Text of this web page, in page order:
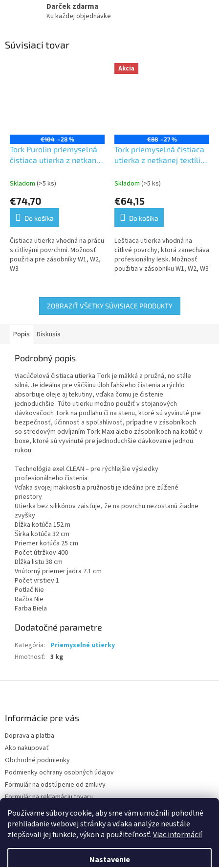
Používame súbory cookie, aby sme vám umožnili pohodlné
prehliadanie webovej stránky a vďaka analýze neustále
zlepšovali jej funkcie, výkon a použiteľnosť.Viac informácií
Nastavenie
Darček zdarma
Ku každej objednávke
Súvisiaci tovar
€104 –28 %
Tork Purolin priemyselná
čistiaca utierka z netkanej
kotúč,nevláknité,Premium,
1kotúč v boxe-W1/W2/W3
Skladom (>5 ks)
€74,70
Do košíka
Čistiaca utierka vhodná na prácu
s citlivými povrchmi. Možnosť
použitia pre zásobníky W1, W2,
W3
Akcia
€88 –27 %
Tork priemyselná čistiaca
utierka z netkanej textílie
W1/W2/W3
Skladom (>5 ks)
€64,15
Do košíka
Leštiaca utierka vhodná na
citlivé povrchy, ktorá zanecháva
profesionálny lesk. Možnosť
použitia v zásobníku W1, W2, W3
ZOBRAZIŤ VŠETKY SÚVISIACE PRODUKTY
Popis Diskusia
Podrobný popis
Viacúčelová čistiaca utierka Tork je mäkká a pružná, no stále
silná. Je ideálna pre väčšinu úloh ľahšieho čistenia a rýchlo
absorbuje oleje aj tekutiny, vďaka čomu je čistenie
jednoduchšie. Túto utierku možno použiť v stojanových
dávkovačoch Tork na podlahu či na stenu, ktoré sú vyvinuté pre
bezpečnosť, účinnosť a spoľahlivosť, prípadne v zásobníkoch
so stredovým odvíjaním Tork Maxi alebo zásobníkoch na kotúč v
boxe, ktoré sú vyvinuté pre jednoduchšie dávkovanie jednou
rukou.
Technológia exel CLEAN – pre rýchlejšie výsledky
profesionálneho čistenia
Vďaka svojej mäkkosti a pružnosti je ideálna pre zúžené
priestory
Utierka bez silikónov zaisťuje, že na povrchu nezostanú žiadne
zvyšky
Dĺžka kotúča 152 m
Šírka kotúča 32 cm
Priemer kotúča 25 cm
Počet útržkov 400
Dĺžka listu 38 cm
Vnútorný priemer jadra 7.1 cm
Počet vrstiev 1
Potlač Nie
Ražba Nie
Farba Biela
Dodatočné parametre
Kategória:
Priemyselné utierky
Hmotnosť: 3 kg
Informácie pre vás
Doprava a platba
Ako nakupovať
Obchodné podmienky
Podmienky ochrany osobných údajov
Formulár na odstúpenie od zmluvy
Formulár na reklamáciu tovaru
Kontakty